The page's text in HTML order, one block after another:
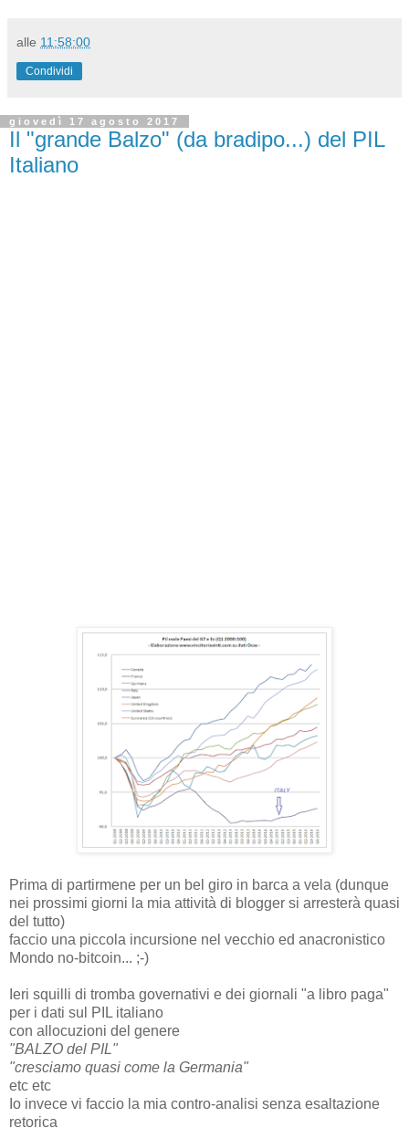
alle 11:58:00
Condividi
giovedì 17 agosto 2017
Il "grande Balzo" (da bradipo...) del PIL
Italiano
Prima di partirmene per un bel giro in barca a vela (dunque
nei prossimi giorni la mia attività di blogger si arresterà quasi
del tutto)
faccio una piccola incursione nel vecchio ed anacronistico
Mondo no-bitcoin... ;-)
Ieri squilli di tromba governativi e dei giornali "a libro paga"
per i dati sul PIL italiano
con allocuzioni del genere
"BALZO del PIL"
"cresciamo quasi come la Germania"
etc etc
Io invece vi faccio la mia contro-analisi senza esaltazione
retorica